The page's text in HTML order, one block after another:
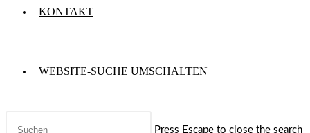
KONTAKT
WEBSITE-SUCHE UMSCHALTEN
Press Escape to close the search